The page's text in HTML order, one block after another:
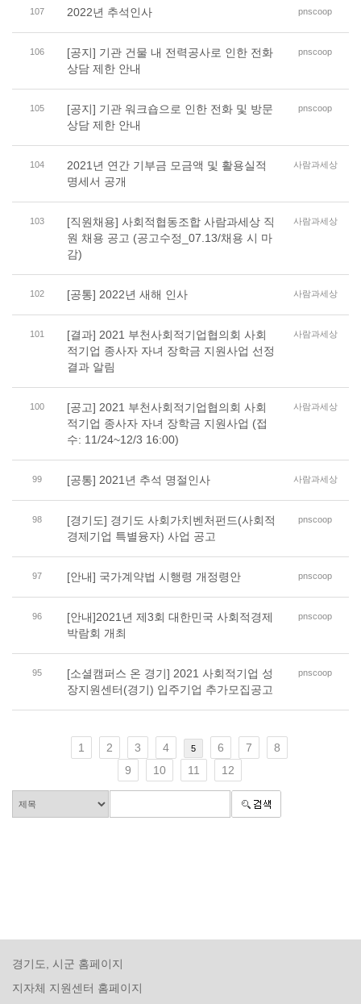
107 2022년 추석인사 pnscoop
106
[공지] 기관 건물 내 전력공사로 인한 전화
상담 제한 안내
pnscoop
105
[공지] 기관 워크숍으로 인한 전화 및 방문
상담 제한 안내
pnscoop
104
2021년 연간 기부금 모금액 및 활용실적
명세서 공개
사람과세상
103
[직원채용] 사회적협동조합 사람과세상 직
원 채용 공고 (공고수정_07.13/채용 시 마
감)
사람과세상
102 [공통] 2022년 새해 인사 사람과세상
101
[결과] 2021 부천사회적기업협의회 사회
적기업 종사자 자녀 장학금 지원사업 선정
결과 알림
사람과세상
100
[공고] 2021 부천사회적기업협의회 사회
적기업 종사자 자녀 장학금 지원사업 (접
수: 11/24~12/3 16:00)
사람과세상
99 [공통] 2021년 추석 명절인사 사람과세상
98
[경기도] 경기도 사회가치벤처펀드(사회적
경제기업 특별융자) 사업 공고
pnscoop
97 [안내] 국가계약법 시행령 개정령안 pnscoop
96
[안내]2021년 제3회 대한민국 사회적경제
박람회 개최
pnscoop
95
[소셜캠퍼스 온 경기] 2021 사회적기업 성
장지원센터(경기) 입주기업 추가모집공고
pnscoop
1 2 3 4 5 6 7
8
9
10 11 12
경기도, 시군 홈페이지
지자체 지원센터 홈페이지